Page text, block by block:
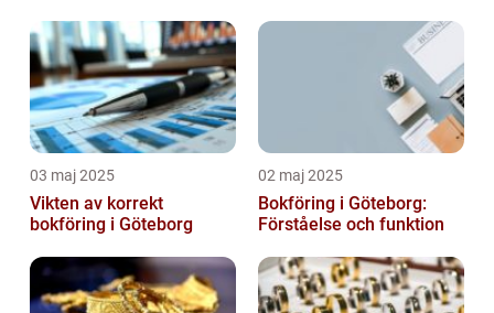
03 maj 2025
Vikten av korrekt
bokföring i Göteborg
02 maj 2025
Bokföring i Göteborg:
Förståelse och funktion